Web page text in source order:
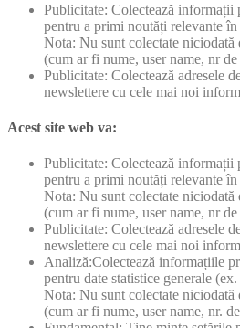
Publicitate: Colectează
pentru a primi noutăți relevante
Nota: Nu sunt colectate niciodată
(cum ar fi nume, user name, nr
Publicitate: Colectează adresele
newslettere cu cele mai noi
Acest site web va:
Publicitate: Colectează
pentru a primi noutăți relevante
Nota: Nu sunt colectate niciodată
(cum ar fi nume, user name, nr
Publicitate: Colectează adresele
newslettere cu cele mai noi
Analiză:Colectează informațiile
pentru date statistice generale
Nota: Nu sunt colectate niciodată
(cum ar fi nume, user name, nr.